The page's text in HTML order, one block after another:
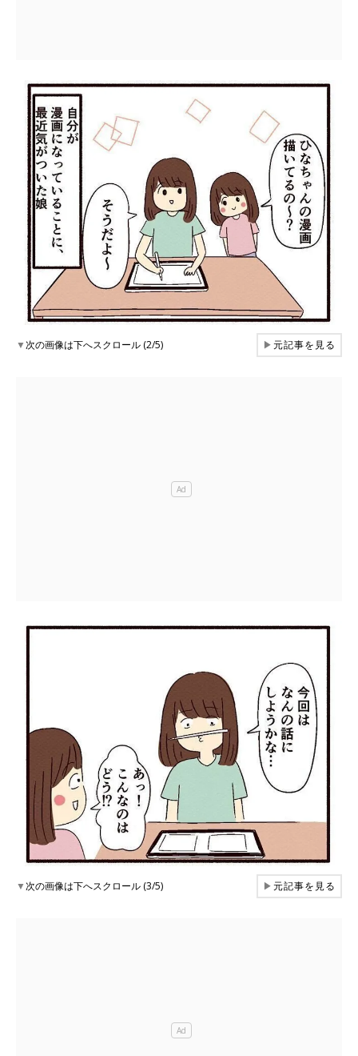
▼次の画像は下へスクロール (2/5) ▶元記事を見る
▼次の画像は下へスクロール (3/5) ▶元記事を見る